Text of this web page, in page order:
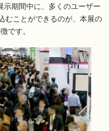
期間中に、多くのユーザー
むことができるのが、本展の
です。